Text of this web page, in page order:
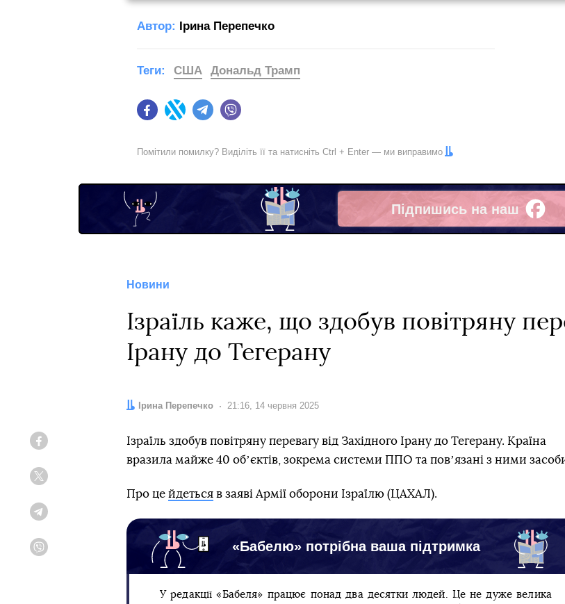
Автор: Ірина Перепечко
FacebookTwitter Telegram
Теги: США Дональд Трамп
Помітили помилку? Виділіть її та натисніть Ctrl + Enter — ми виправимо
Підпишись на наш
Facebook
Новини
Ізраїль каже, що здобув повітряну
Ірану до Тегерану
Автор:
Ірина Перепечко Дата:
21:16, 14 червня 2025
Ізраїль здобув повітряну перевагу від Західного Ірану до Тегерану. Країна
вразила майже 40 обʼєктів, зокрема системи ППО та повʼязані з ними
Про це йдеться в заяві Армії оборони Ізраїлю (ЦАХАЛ).
«Бабелю» потрібна ваша підтримка
У редакції «Бабеля» працює понад два десятки людей. Це не дуже велика